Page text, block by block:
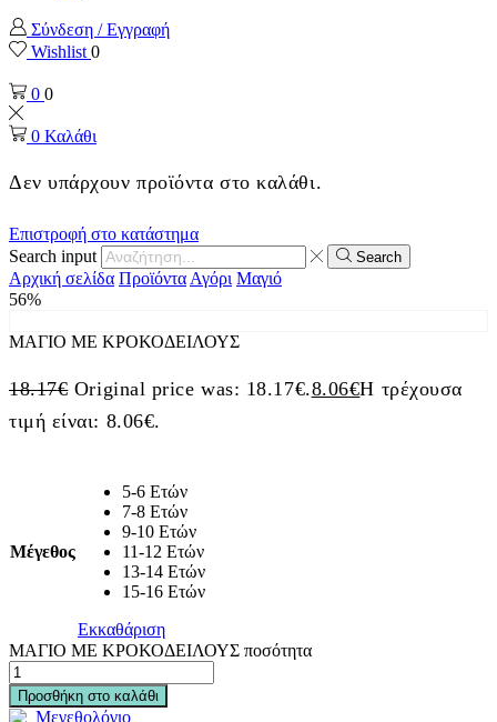
Σύνδεση / Εγγραφή
Wishlist 0
0 0
0 Καλάθι
Δεν υπάρχουν προϊόντα στο καλάθι.
Επιστροφή στο κατάστημα
Search input
Search
Αρχική σελίδα ΠροϊόνταΑγόρι Μαγιό
56%
ΜΑΓΙΟ ΜΕ ΚΡΟΚΟΔΕΙΛΟΥΣ
18.17€ Original price was: 18.17€.8.06€Η τρέχουσα
τιμή είναι: 8.06€.
Μέγεθος
5-6 Ετών
7-8 Ετών
9-10 Ετών
11-12 Ετών
13-14 Ετών
15-16 Ετών
Εκκαθάριση
ΜΑΓΙΟ ΜΕ ΚΡΟΚΟΔΕΙΛΟΥΣ ποσότητα
Προσθήκη στο καλάθι
Μεγεθολόγιο